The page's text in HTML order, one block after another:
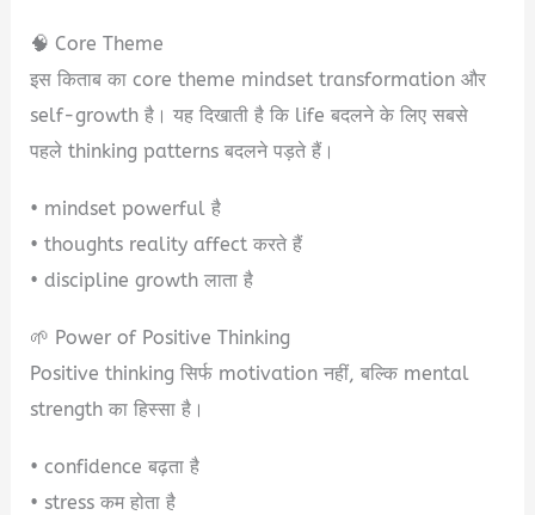
🧠 Core Theme
इस किताब का core theme mindset transformation और
self-growth है। यह दिखाती है कि life बदलने के लिए सबसे
पहले thinking patterns बदलने पड़ते हैं।
• mindset powerful है
• thoughts reality affect करते हैं
• discipline growth लाता है
🌱 Power of Positive Thinking
Positive thinking सिर्फ motivation नहीं, बल्कि mental
strength का हिस्सा है।
• confidence बढ़ता है
• stress कम होता है